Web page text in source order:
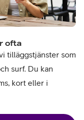
ofta
tilläggstjänster som
surf. Du kan
kort eller i